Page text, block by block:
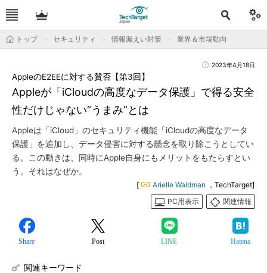
トップ セキュリティ 情報漏えい対策 業界＆市場動向
2023年4月18日
Appleが「iCloudの高度なデータ保護」で得る安全
性だけじゃない“うまみ”とは
AppleのE2EEに対する賛否【第3回】
Appleは「iCloud」のセキュリティ機能「iCloudの高度なデータ
保護」を追加し、データ侵害に対する懸念を取り除こうとしてい
る。この動きは、同時にApple自身にもメリットをもたらすとい
う。それはなぜか。
[ Arielle Waldman ，TechTarget]
PC用表示
関連情報
Share Post LINE Hatena
関連キーワード